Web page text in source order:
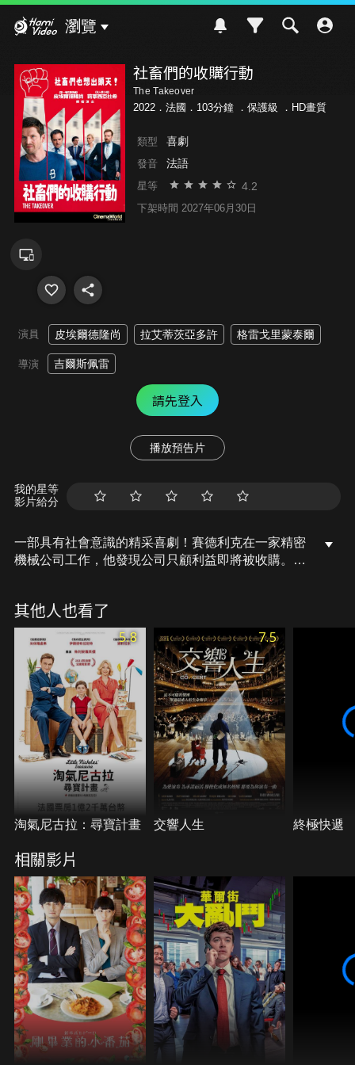
瀏覽
社畜們的收購行動
The Takeover
2022．法國．103分鐘 ． 保護級 ．HD畫質
類型 喜劇
發音 法語
星等 4.2
下架時間 2027年06月30日
演員 皮埃爾德隆尚 拉艾蒂茨亞多許 格雷戈里蒙泰爾
導演 吉爾斯佩雷
請先登入
播放預告片
我的星等
影片給分
一部具有社會意識的精采喜劇！賽德利克在一家精密
機械公司工作，他發現公司只顧利益即將被收購。為
決心打破傳統，試圖以自己的方式挑戰金融體系的遊
戲規則，將公司重新交到員工手中，實現一場非凡的
企業轉變！
其他人也看了
5.8
淘氣尼古拉：尋寶計畫
7.5
交響人生 終極快遞
相關影片